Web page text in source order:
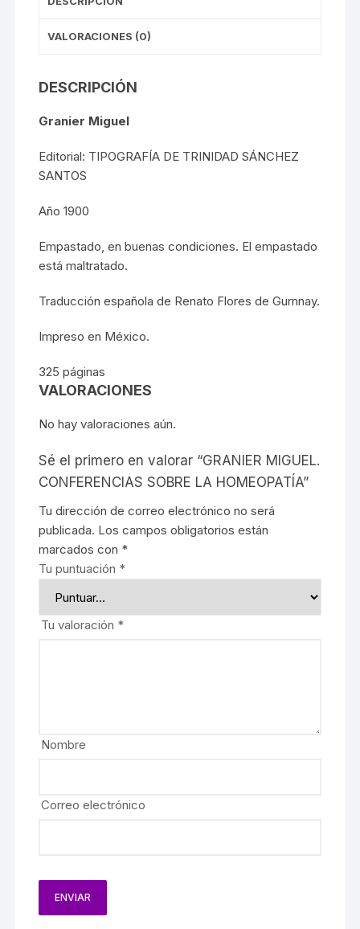
VALORACIONES (0)
DESCRIPCIÓN
Granier Miguel
Editorial: TIPOGRAFÍA DE TRINIDAD SÁNCHEZ
SANTOS
Año 1900
Empastado, en buenas condiciones. El empastado
está maltratado.
Traducción española de Renato Flores de Gurnnay.
Impreso en México.
325 páginas
VALORACIONES
No hay valoraciones aún.
Sé el primero en valorar “GRANIER MIGUEL.
CONFERENCIAS SOBRE LA HOMEOPATÍA”
Tu dirección de correo electrónico no será
publicada. Los campos obligatorios están
marcados con *
Tu puntuación *
Tu valoración *
Nombre
Correo electrónico